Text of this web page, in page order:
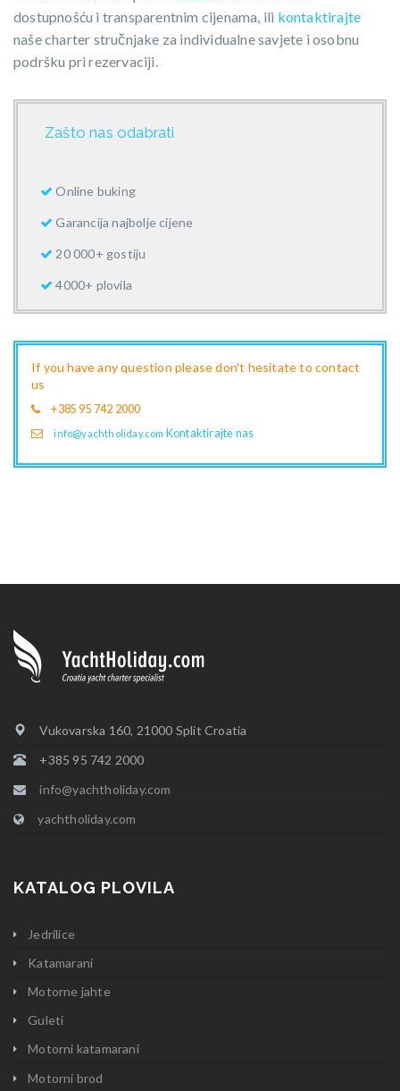
dostupnošću i transparentnim cijenama, ili kontaktirajte
naše charter stručnjake za individualne savjete i osobnu
podršku pri rezervaciji.
Zašto nas odabrati
Online buking
Garancija najbolje cijene
20 000+ gostiju
4000+ plovila
If you have any question please don't hesitate to contact
us
+385 95 742 2000
info@yachtholiday.com Kontaktirajte nas
Vukovarska 160, 21000 Split Croatia
+385 95 742 2000
info@yachtholiday.com
yachtholiday.com
KATALOG PLOVILA
Jedrilice
Katamarani
Motorne jahte
Guleti
Motorni katamarani
Motorni brod